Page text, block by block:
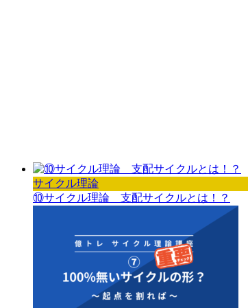
サイクル理論
⑩サイクル理論 支配サイクルとは！？